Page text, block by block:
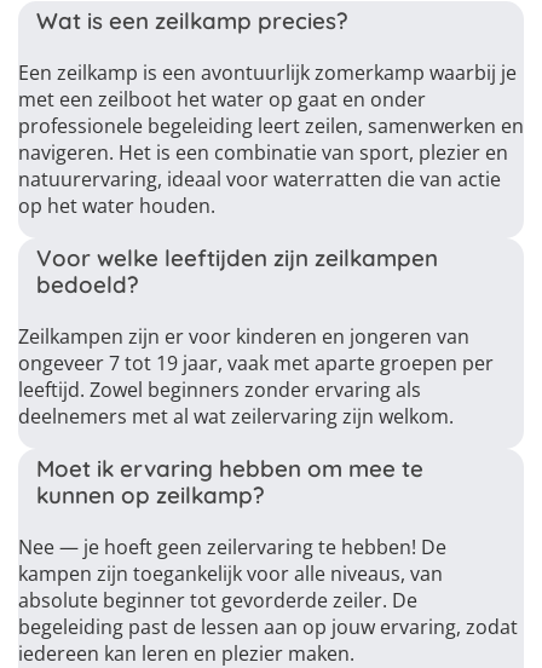
Wat is een zeilkamp precies?
Een zeilkamp is een avontuurlijk zomerkamp waarbij je
met een zeilboot het water op gaat en onder
professionele begeleiding leert zeilen, samenwerken en
navigeren. Het is een combinatie van sport, plezier en
natuurervaring, ideaal voor waterratten die van actie
op het water houden.
Voor welke leeftijden zijn zeilkampen
bedoeld?
Zeilkampen zijn er voor kinderen en jongeren van
ongeveer 7 tot 19 jaar, vaak met aparte groepen per
leeftijd. Zowel beginners zonder ervaring als
deelnemers met al wat zeilervaring zijn welkom.
Moet ik ervaring hebben om mee te
kunnen op zeilkamp?
Nee — je hoeft geen zeilervaring te hebben! De
kampen zijn toegankelijk voor alle niveaus, van
absolute beginner tot gevorderde zeiler. De
begeleiding past de lessen aan op jouw ervaring, zodat
iedereen kan leren en plezier maken.